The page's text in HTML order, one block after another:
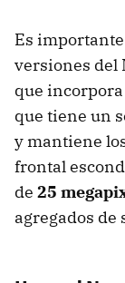
Es
versiones del
que
que tiene un
y mantiene
frontal
de 25
agregados